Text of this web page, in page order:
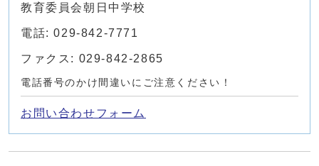
教育委員会朝日中学校
電話: 029-842-7771
ファクス: 029-842-2865
電話番号のかけ間違いにご注意ください！
お問い合わせフォーム